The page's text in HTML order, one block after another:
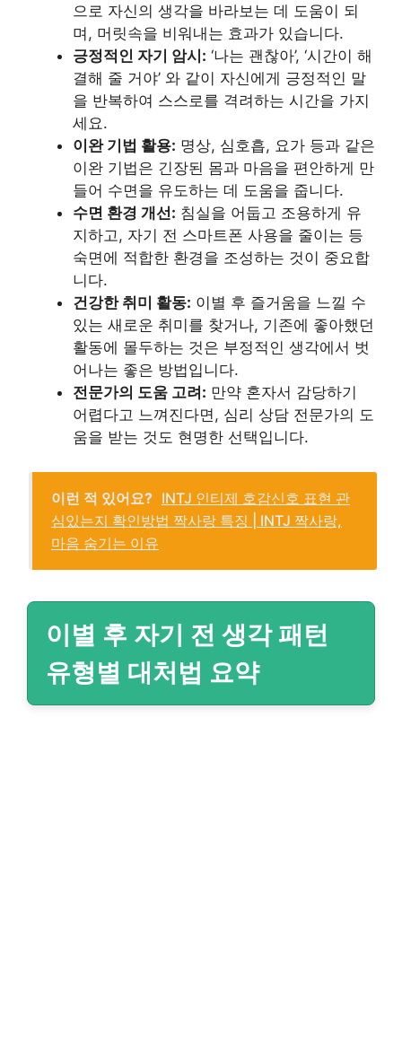
으로 자신의 생각을 바라보는 데 도움이 되
며, 머릿속을 비워내는 효과가 있습니다.
긍정적인 자기 암시: ‘나는 괜찮아’, ‘시간이 해
결해 줄 거야’ 와 같이 자신에게 긍정적인 말
을 반복하여 스스로를 격려하는 시간을 가지
세요.
이완 기법 활용: 명상, 심호흡, 요가 등과 같은
이완 기법은 긴장된 몸과 마음을 편안하게 만
들어 수면을 유도하는 데 도움을 줍니다.
수면 환경 개선: 침실을 어둡고 조용하게 유
지하고, 자기 전 스마트폰 사용을 줄이는 등
숙면에 적합한 환경을 조성하는 것이 중요합
니다.
건강한 취미 활동: 이별 후 즐거움을 느낄 수
있는 새로운 취미를 찾거나, 기존에 좋아했던
활동에 몰두하는 것은 부정적인 생각에서 벗
어나는 좋은 방법입니다.
전문가의 도움 고려: 만약 혼자서 감당하기
어렵다고 느껴진다면, 심리 상담 전문가의 도
움을 받는 것도 현명한 선택입니다.
이런 적 있어요? INTJ 인티제 호감신호 표현 관
심있는지 확인방법 짝사랑 특징 | INTJ 짝사랑,
마음 숨기는 이유
이별 후 자기 전 생각 패턴
유형별 대처법 요약